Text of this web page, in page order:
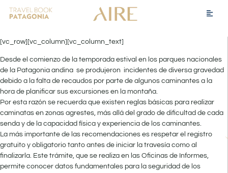
[vc_row][vc_column][vc_column_text]
Desde el comienzo de la temporada estival en los parques nacionales
de la Patagonia andina se produjeron incidentes de diversa gravedad
debido a la falta de recaudos por parte de algunos caminantes a la
hora de planificar sus excursiones en la montaña.
Por esta razón se recuerda que existen reglas básicas para realizar
caminatas en zonas agrestes, más allá del grado de dificultad de cada
senda y de la capacidad física y experiencia de los caminantes.
La más importante de las recomendaciones es respetar el registro
gratuito y obligatorio tanto antes de iniciar la travesía como al
finalizarla. Este trámite, que se realiza en las Oficinas de Informes,
permite conocer datos fundamentales para la seguridad de los